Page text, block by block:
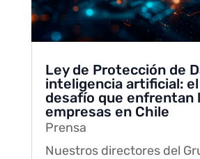
Ley de Protección de
inteligencia artificial:
desafío que enfrentan
empresas en Chile
Prensa
Nuestros directores del